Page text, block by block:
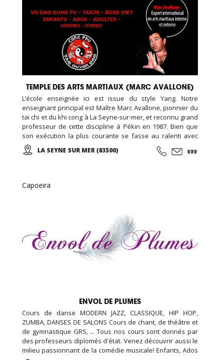
TEMPLE DES ARTS MARTIAUX (MARC AVALLONE)
L’école enseignée ici est issue du style Yang. Notre
enseignant principal est Maître Marc Avallone, pionnier du
tai chi et du khi cong à La Seyne-sur-mer, et reconnu grand
professeur de cette discipline à Pékin en 1987. Bien que
son exécution la plus courante se fasse au ralenti avec
des mouvements doux et unis entre eux, le thai cuc quyen
(taichi) peut s’exécuter de bien des manières différentes,
LA SEYNE SUR MER (83500)
Capoeira
ENVOL DE PLUMES
Cours de danse MODERN JAZZ, CLASSIQUE, HIP HOP,
ZUMBA, DANSES DE SALONS Cours de chant, de théâtre et
de gymnastique GRS, ... Tous nos cours sont donnés par
des professeurs diplomés d'état. Venez découvrir aussi le
milieu passionnant de la comédie musicale! Enfants, Ados